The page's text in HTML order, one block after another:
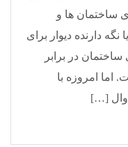
ساختمان ها و
دارنده دیوار برای
در برابر
اما امروزه با
[…]